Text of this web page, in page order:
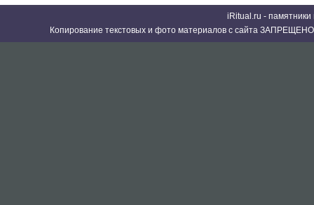
iRitual.ru -
Копирование текстовых и фото материалов с сайта